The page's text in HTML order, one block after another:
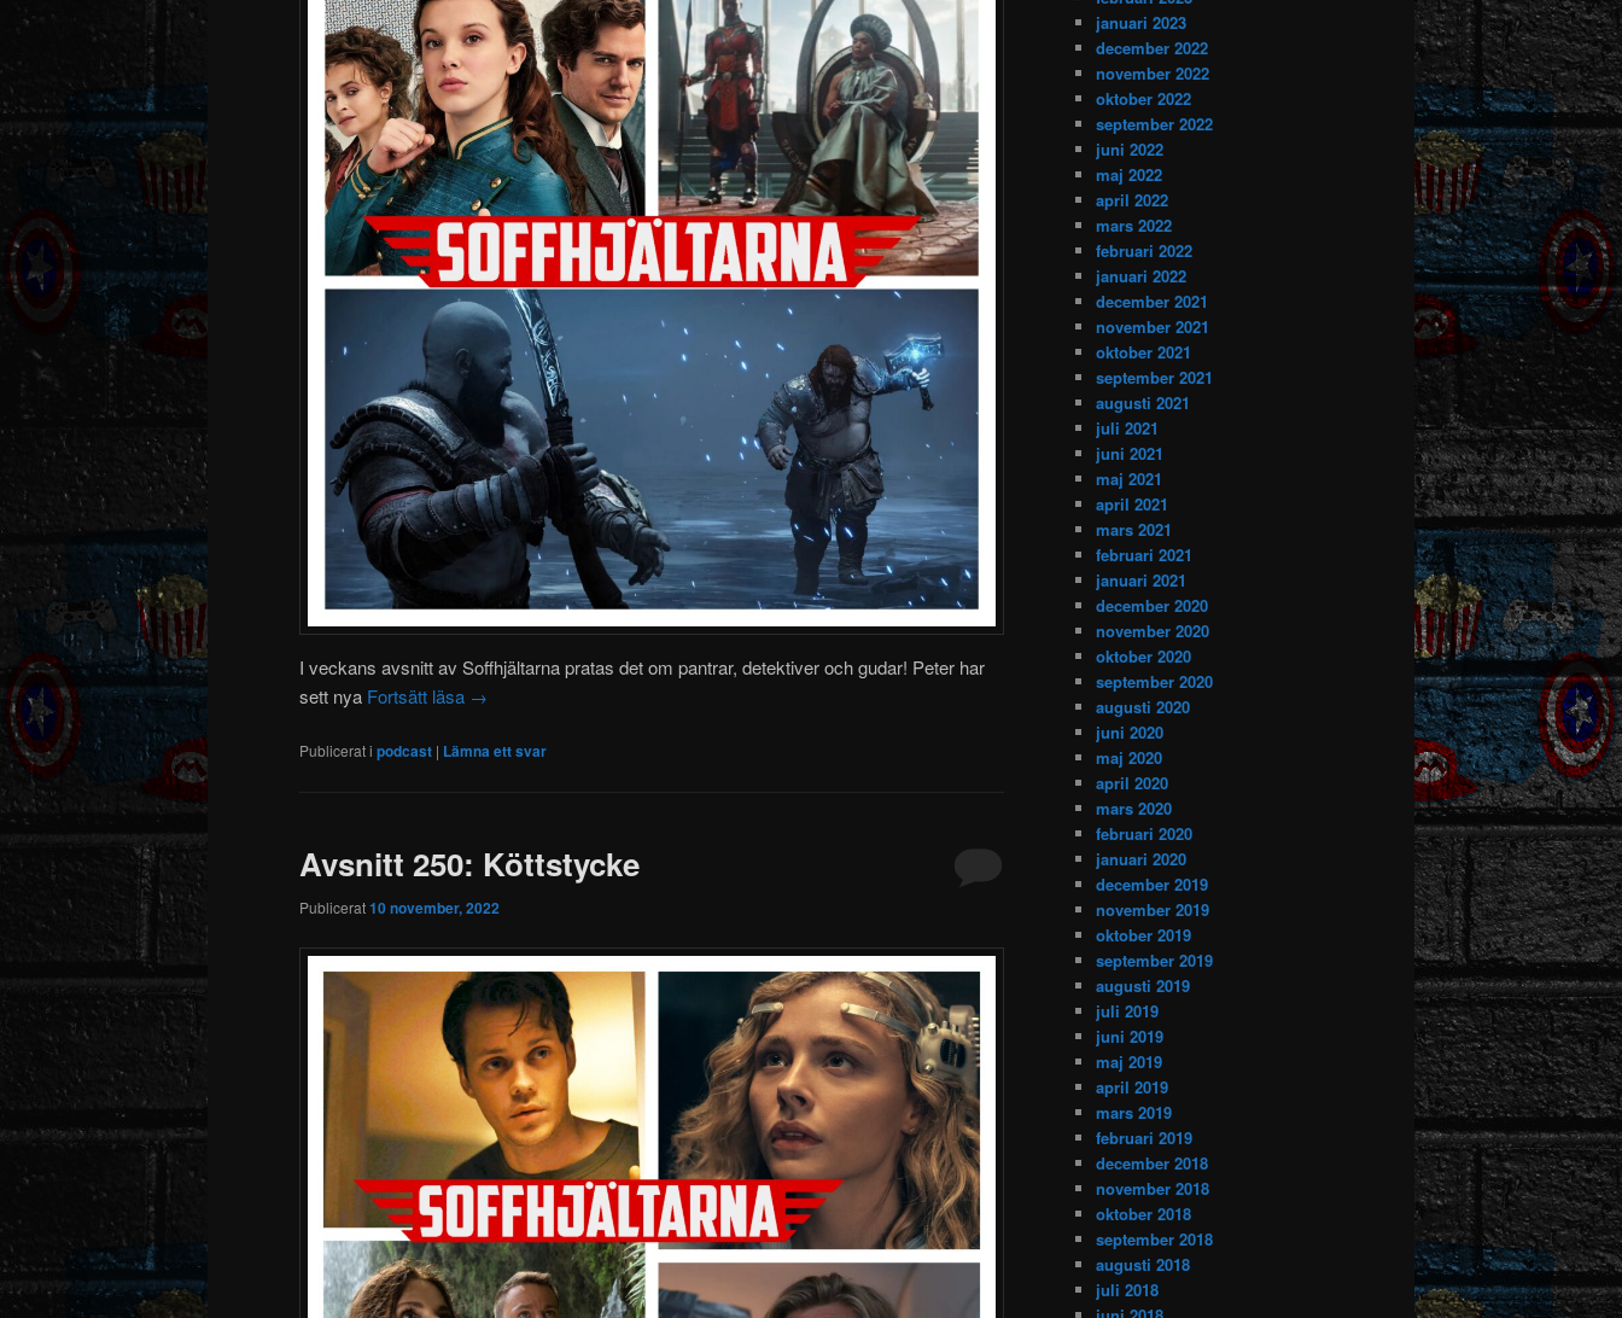
I veckans avsnitt av Soffhjältarna pratas det om pantrar, detektiver och gudar! Peter har
sett nya Fortsätt läsa →
Publicerat i podcast | Lämna ett svar
Avsnitt 250: Köttstycke
Publicerat10 november, 2022
januari 2023
december 2022
november 2022
oktober 2022
september 2022
juni 2022
maj 2022
april 2022
mars 2022
februari 2022
januari 2022
december 2021
november 2021
oktober 2021
september 2021
augusti 2021
juli 2021
juni 2021
maj 2021
april 2021
mars 2021
februari 2021
januari 2021
december 2020
november 2020
oktober 2020
september 2020
augusti 2020
juni 2020
maj 2020
april 2020
mars 2020
februari 2020
januari 2020
december 2019
november 2019
oktober 2019
september 2019
augusti 2019
juli 2019
juni 2019
maj 2019
april 2019
mars 2019
februari 2019
december 2018
november 2018
oktober 2018
september 2018
augusti 2018
juli 2018